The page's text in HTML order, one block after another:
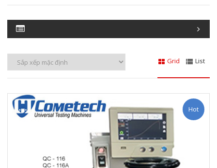
Grid List
Hot